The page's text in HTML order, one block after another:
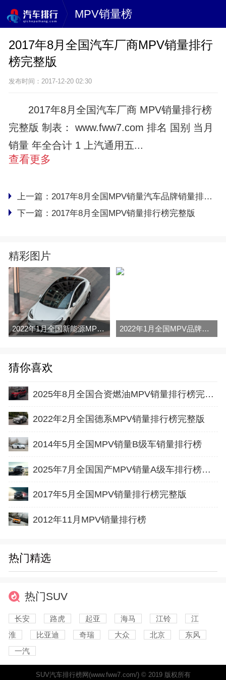
MPV销量榜
2017年8月全国汽车厂商MPV销量排行
榜完整版
发布时间：2017-12-20 02:30
2017年8月全国汽车厂商 MPV销量排行榜
完整版 制表： www.fww7.com 排名 国别 当月
销量 年全合计 1 上汽通用五...
查看更多
上一篇： 2017年8月全国MPV销量汽车品牌销量排行榜完整版
下一篇： 2017年8月全国MPV销量排行榜完整版
精彩图片
2022年1月全国新能源MPV销量排行榜完整版 2022年1月全国MPV品牌销量排行榜完整版
猜你喜欢
2025年8月全国合资燃油MPV销量排行榜完整版(零售量
2022年2月全国德系MPV销量排行榜完整版
2014年5月全国MPV销量B级车销量排行榜
2025年7月全国国产MPV销量A级车排行榜完整版(批发量
2017年5月全国MPV销量排行榜完整版
2012年11月MPV销量排行榜
热门精选
热门SUV
长安 路虎 起亚 海马 江铃
江
淮
比亚迪 奇瑞 大众 北京
东风
一汽
SUV汽车排行榜网(www.fww7.com/) © 2019 版权所有